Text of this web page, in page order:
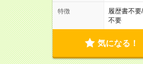
特徴 履歴書不要/
不要
気になる！